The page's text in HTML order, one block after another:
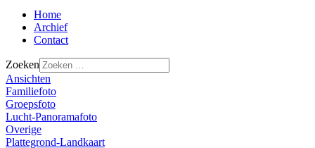
Home
Archief
Contact
Zoeken
Ansichten
Familiefoto
Groepsfoto
Lucht-Panoramafoto
Overige
Plattegrond-Landkaart